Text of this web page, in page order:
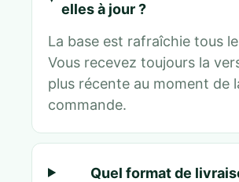
elles à jour ?
La base est rafraîchie tous
Vous recevez toujours la
plus récente au moment de
commande.
Quel format de